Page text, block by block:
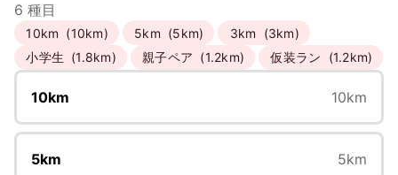
6 種目
10km (10km) 5km (5km) 3km
(3km)
小学生 (1.8km) 親子ペア (1.2km) 仮装ラン (1.2km)
10km 10km
5km 5km